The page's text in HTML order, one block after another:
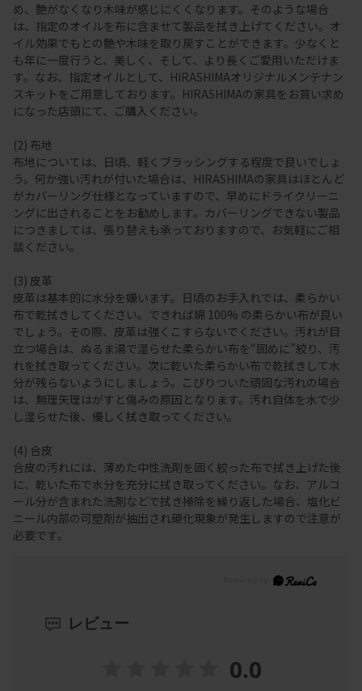
め、艶がなくなり木味が感じにくくなります。そのような場合
は、指定のオイルを布に含ませて製品を拭き上げてください。オ
イル効果でもとの艶や木味を取り戻すことができます。少なくと
も年に一度行うと、美しく、そして、より長くご愛用いただけま
す。なお、指定オイルとして、HIRASHIMAオリジナルメンテナン
スキットをご用意しております。HIRASHIMAの家具をお買い求め
になった店頭にて、ご購入ください。
(2) 布地
布地については、日頃、軽くブラッシングする程度で良いでしょ
う。何か強い汚れが付いた場合は、HIRASHIMAの家具はほとんど
がカバーリング仕様となっていますので、早めにドライクリーニ
ングに出されることをお勧めします。カバーリングできない製品
につきましては、張り替えも承っておりますので、お気軽にご相
談ください。
(3) 皮革
皮革は基本的に水分を嫌います。日頃のお手入れでは、柔らかい
布で乾拭きしてください。できれば綿 100% の柔らかい布が良い
でしょう。その際、皮革は強くこすらないでください。汚れが目
立つ場合は、ぬるま湯で湿らせた柔らかい布を“固めに”絞り、汚
れを拭き取ってください。次に乾いた柔らかい布で乾拭きして水
分が残らないようにしましょう。こびりついた頑固な汚れの場合
は、無理矢理はがすと傷みの原因となります。汚れ自体を水で少
し湿らせた後、優しく拭き取ってください。
(4) 合皮
合皮の汚れには、薄めた中性洗剤を固く絞った布で拭き上げた後
に、乾いた布で水分を充分に拭き取ってください。なお、アルコ
ール分が含まれた洗剤などで拭き掃除を繰り返した場合、塩化ビ
ニール内部の可塑剤が抽出され硬化現象が発生しますので注意が
必要です。
レビュー
0.0